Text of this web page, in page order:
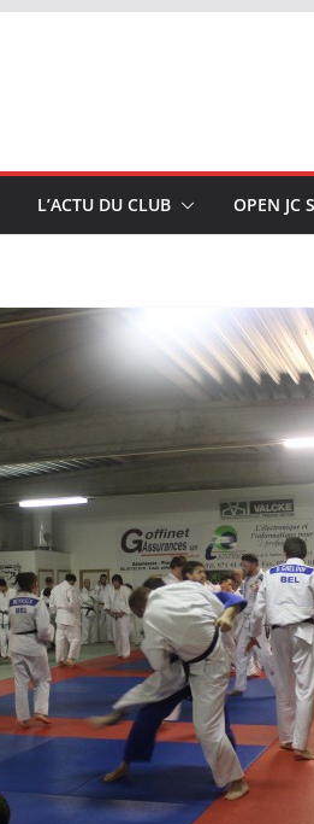
L’ACTU DU CLUB OPEN JC